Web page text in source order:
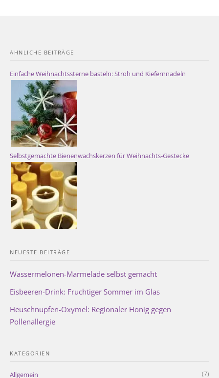
ÄHNLICHE BEITRÄGE
Einfache Weihnachtssterne basteln: Stroh und Kiefernnadeln
Selbstgemachte Bienenwachskerzen für Weihnachts-Gestecke
NEUESTE BEITRÄGE
Wassermelonen-Marmelade selbst gemacht
Eisbeeren-Drink: Fruchtiger Sommer im Glas
Heuschnupfen-Oxymel: Regionaler Honig gegen
Pollenallergie
KATEGORIEN
Allgemein (7)